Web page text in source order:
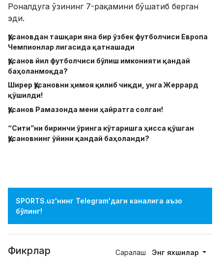
Роналдуга ўзининг 7-рақамини бўшатиб берган
эди.
Ҳусановдан ташқари яна бир ўзбек футболчиси Европа
Чемпионлар лигасида қатнашади
Ҳусанов йил футболчиси бўлиш имконияти қандай
баҳоланмоқда?
Ширер Ҳусановни ҳимоя қилиб чиқди, унга Жеррард
қўшилди!
Ҳусанов Рамазонда мени ҳайратга солган!
“Сити”ни биринчи ўринга кўтаришга ҳисса қўшган
Ҳусановнинг ўйини қандай баҳоланди?
SPORTS.uz'нинг Telegram'даги каналига аъзо
бўлинг!
Фикрлар Саралаш Энг яхшилар